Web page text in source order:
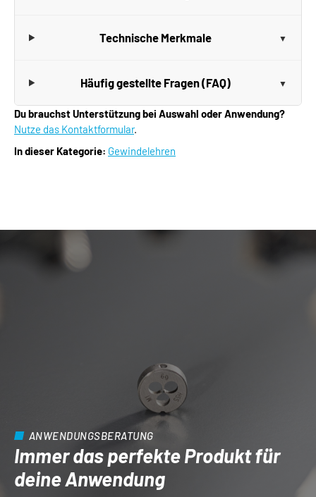
Technische Merkmale
Häufig gestellte Fragen (FAQ)
Du brauchst Unterstützung bei Auswahl oder Anwendung?
Nutze das Kontaktformular.
In dieser Kategorie: Gewindelehren
ANWENDUNGSBERATUNG
Immer das perfekte Produkt für
deine Anwendung